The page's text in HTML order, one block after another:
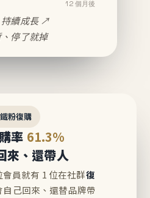
12 個月後
持續成長 ↗
停了就掉
鐵粉復購
率 61.3%
來、還帶人
會員就有 1 位在社群復
自己回來、還替品牌帶